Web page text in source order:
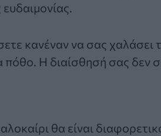
κανέναν να σας χαλάσει
πόθο. Η διαίσθησή σας δεν
θα είναι